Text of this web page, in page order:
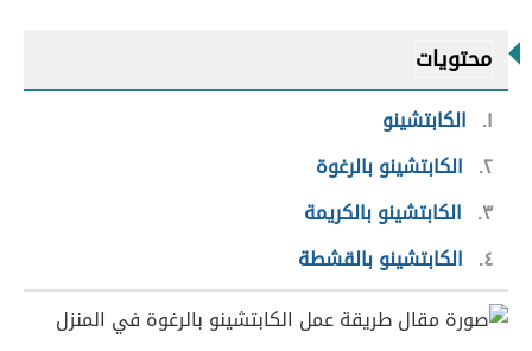
محتويات
١
الكابتشينو
٢ الكابتشينو بالرغوة
٣
الكابتشينو بالكريمة
٤
الكابتشينو بالقشطة